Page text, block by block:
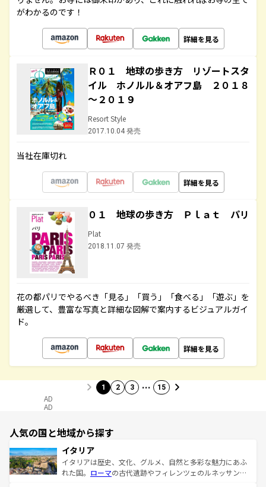
がわかるのです！
詳細を見る
Ｒ０１ 地球の歩き方 リゾートスタ
イル ホノルル＆オアフ島 ２０１８
～２０１９
Resort Style
2017.10.04 発売
当社在庫切れ
詳細を見る
０１ 地球の歩き方 Ｐｌａｔ パリ
Plat
2018.11.07 発売
花の都パリでやるべき「見る」「買う」「食べる」「遊ぶ」を
厳選して、豊富な写真と詳細な図解で案内するビジュアルガイ
ド。
詳細を見る
1 2 3 … 15
AD
AD
人気の国と地域から探す
イタリア
イタリアは歴史、文化、グルメ、自然と多彩な魅力にあふ
れた国。 ローマの古代遺跡やフィレンツェのルネッサンス